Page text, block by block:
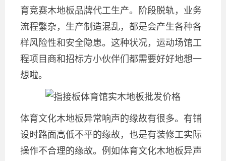
育竞赛木地板品牌代工生产。阶段脱轨，业务
流程繁杂，生产制造混乱，都是会产生各种各
样风险性和安全隐患。这种状况，运动场馆工
程项目商和招标方小伙伴们都需要好好地想一
想啦。
体育文化木地板异常响声的缘故有很多。有铺
设时路面高低不平的缘故，也是有装修工实际
操作不合理的缘故。例如体育文化木地板异声